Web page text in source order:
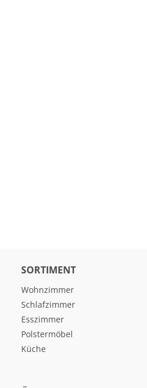
SORTIMENT
Wohnzimmer
Schlafzimmer
Esszimmer
Polstermöbel
Küche